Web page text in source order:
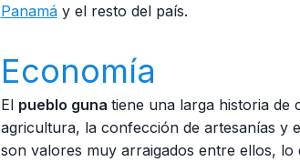
Panamáy el resto del país.
Economía
El pueblo guna tiene una larga historia de
agricultura, la confección de artesanías y
son valores muy arraigados entre ellos,